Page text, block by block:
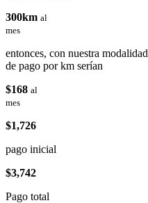
300km al
mes
entonces, con nuestra modalidad
de pago por km serían
$168 al
mes
$1,726
pago inicial
$3,742
Pago total